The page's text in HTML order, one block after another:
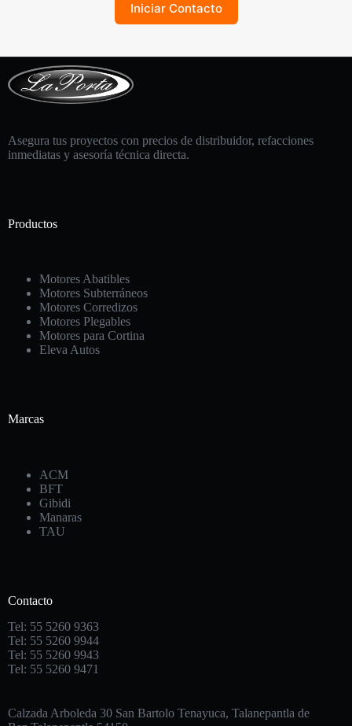
Iniciar Contacto
Asegura tus proyectos con precios de distribuidor, refacciones
inmediatas y asesoría técnica directa.
Productos
Motores Abatibles
Motores Subterráneos
Motores Corredizos
Motores Plegables
Motores para Cortina
Eleva Autos
Marcas
ACM
BFT
Gibidi
Manaras
TAU
Contacto
Tel: 55 5260 9363
Tel: 55 5260 9944
Tel: 55 5260 9943
Tel: 55 5260 9471
Calzada Arboleda 30 San Bartolo Tenayuca, Talanepantla de